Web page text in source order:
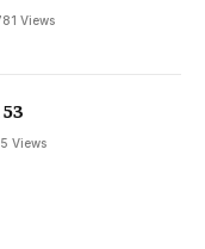
Views
Views